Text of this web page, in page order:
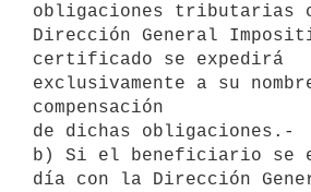
obligaciones tributarias
Dirección General
certificado se expedirá
exclusivamente a su
compensación
de dichas obligaciones.-
b) Si el beneficiario se
día con la Dirección